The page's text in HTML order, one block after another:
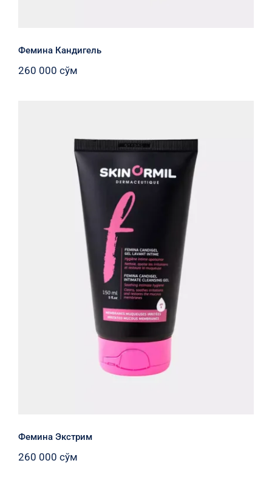
Фемина Кандигель
260 000 сўм
Фемина Экстрим
Фемина Экстрим
260 000 сўм